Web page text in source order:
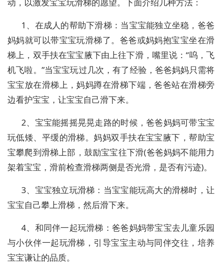
动，以激发宝宝玩滑梯的愿望。下面介绍几种方法：
1、在成人的帮助下滑梯：当宝宝能独立坐稳，爸爸
妈妈就可以带宝宝玩滑梯了。爸爸或妈妈抱宝宝坐在滑
梯上，双手扶在宝宝腋下由上往下滑，嘴里说：“呜，飞
机飞啦。”当宝宝玩过几次，有了经验，爸爸妈妈只需将
宝宝放在滑梯上，妈妈蹲在滑梯下端，爸爸站在滑梯旁
边看护宝宝，让宝宝自己滑下来。
2、宝宝能摇摇晃晃走路的时候，爸爸妈妈可带宝宝
玩低矮、平缓的滑梯。妈妈双手扶在宝宝腋下，帮助宝
宝攀爬到滑梯上部，鼓励宝宝往下滑(爸爸妈妈不能用力
架着宝宝，滑前检查滑梯两侧是否光滑，是否有污迹)。
3、宝宝独立玩滑梯：当宝宝能玩高大的滑梯时，让
宝宝自己攀上滑梯，然后滑下来。
4、和同伴一起玩滑梯：爸爸妈妈带宝宝去儿童乐园
与小伙伴一起玩滑梯，引导宝宝主动与同伴交往，培养
宝宝谦让的品质。